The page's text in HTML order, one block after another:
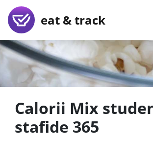
eat & track
Calorii Mix
stafide 365